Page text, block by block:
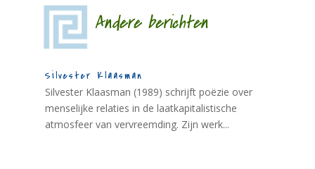
Andere berichten
Silvester Klaasman
Silvester Klaasman (1989) schrijft poëzie over
menselijke relaties in de laatkapitalistische
atmosfeer van vervreemding. Zijn werk...